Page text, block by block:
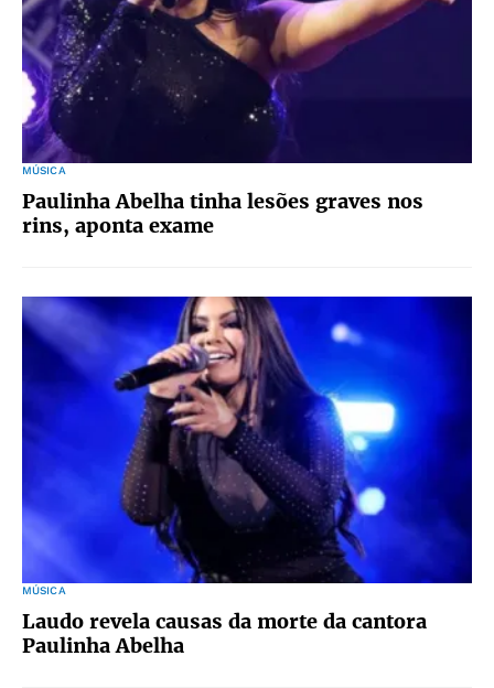
MÚSICA
Paulinha Abelha tinha lesões graves nos
rins, aponta exame
MÚSICA
Laudo revela causas da morte da cantora
Paulinha Abelha